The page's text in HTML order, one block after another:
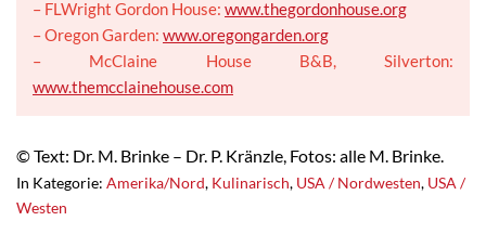
– FLWright Gordon House: www.thegordonhouse.org
– Oregon Garden: www.oregongarden.org
– McClaine House B&B, Silverton:
www.themcclainehouse.com
© Text: Dr. M. Brinke – Dr. P. Kränzle, Fotos: alle M. Brinke.
In Kategorie: Amerika/Nord, Kulinarisch, USA / Nordwesten, USA /
Westen